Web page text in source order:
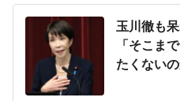
玉川徹も
「そこま
たくないの